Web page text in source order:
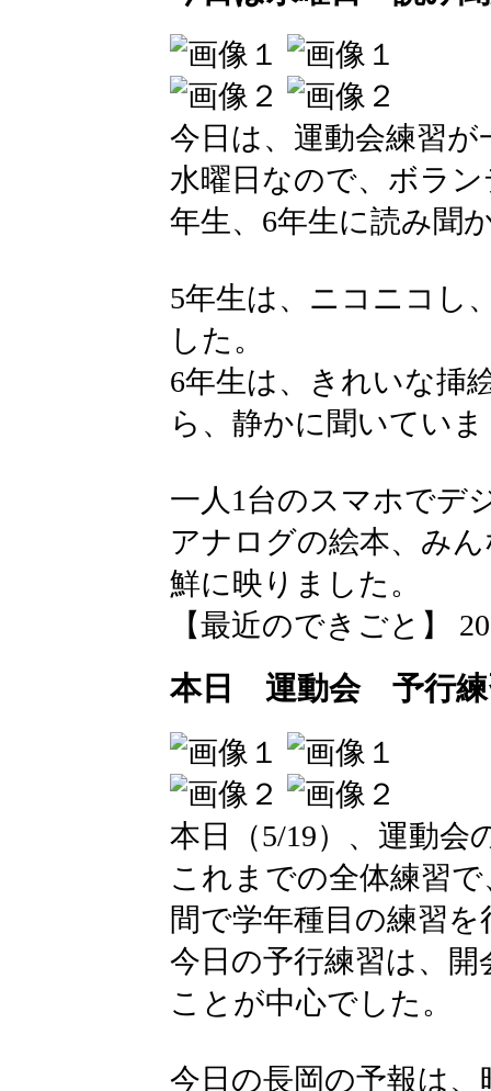
今日は、運動会練習
水曜日なので、ボラ
年生、6年生に読み聞
5年生は、ニコニコし
した。
6年生は、きれいな挿
ら、静かに聞いてい
一人1台のスマホでデ
アナログの絵本、み
鮮に映りました。
【最近のできごと】
本日 運動会 予行練
本日（5/19）、運動会
これまでの全体練習
間で学年種目の練習
今日の予行練習は、
ことが中心でした。
今日の長岡の予報は